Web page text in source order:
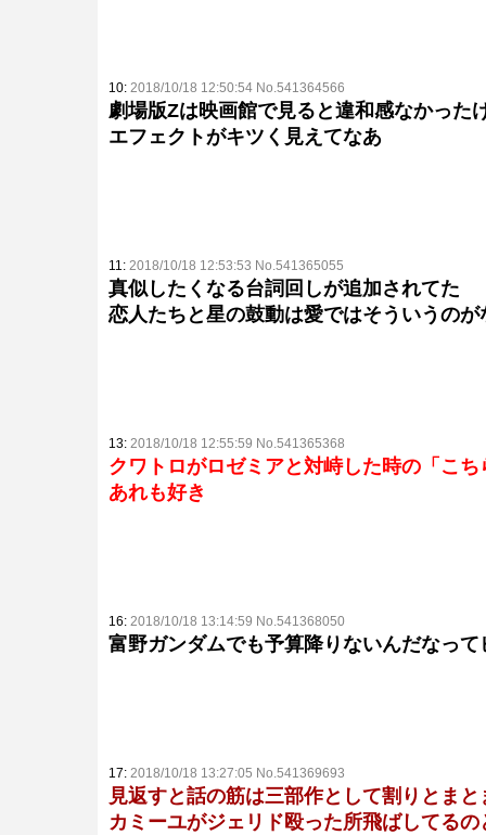
10: 2018/10/18 12:50:54 No.541364566
劇場版Zは映画館で見ると違和感なかった
エフェクトがキツく見えてなあ
11: 2018/10/18 12:53:53 No.541365055
真似したくなる台詞回しが追加されてた
恋人たちと星の鼓動は愛ではそういうのが
13: 2018/10/18 12:55:59 No.541365368
クワトロがロゼミアと対峙した時の「こ
あれも好き
16: 2018/10/18 13:14:59 No.541368050
富野ガンダムでも予算降りないんだなって
17: 2018/10/18 13:27:05 No.541369693
見返すと話の筋は三部作として割りとま
カミーユがジェリド殴った所飛ばしてる